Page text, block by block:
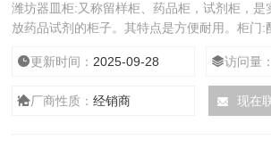
潍坊器皿柜:又称留样柜、药品柜，试剂柜，是
放药品试剂的柜子。其特点是方便耐用。柜门:
垫。工艺:所有钢板焊接经环氧树脂粉喷涂后，
有水、电、气路要求安全、适用，并隐藏式安
更新时间： 2025-09-28 访问量：
厂商性质：经销商 现在